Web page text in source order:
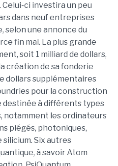
Celui-ci investira un peu
dans neuf entreprises
selon une annonce du
fin mai. La plus grande
soit 1 milliard de dollars,
création de sa fonderie
dollars supplémentaires
pour la construction
destinée à différents types
notamment les ordinateurs
piégés, photoniques,
Six autres
à savoir Atom